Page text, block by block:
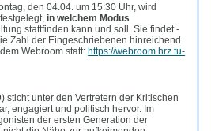
den 04.04. um 15:30 Uhr, wird
in welchem Modus
stattfinden kann und soll. Sie findet -
Zahl der Eingeschriebenen hinreichend
Webroom statt:https://webroom.hrz.tu-
sticht unter den Vertretern der Kritischen
engagiert und politisch hervor. Im
der ersten Generation der